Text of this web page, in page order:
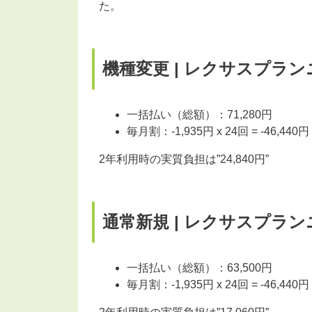
た。
機種変更 | レクサスプラン
一括払い（総額）：71,280円
毎月割：-1,935円 x 24回 = -46,440
2年利用時の実質負担は”24,840円”
通常新規 | レクサスプラン
一括払い（総額）：63,500円
毎月割：-1,935円 x 24回 = -46,440